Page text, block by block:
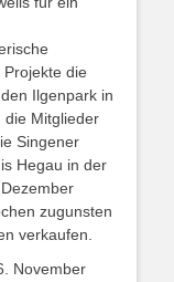
die
Ilgenpark in
die Mitglieder
Singener
Hegau in der
zugunsten
verkaufen.
November